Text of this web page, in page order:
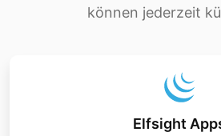
können jederzeit
Elfsight